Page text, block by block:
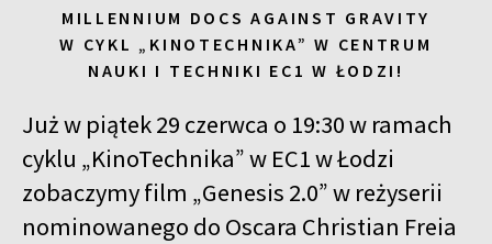
MILLENNIUM DOCS AGAINST GRAVITY
W CYKL „KINOTECHNIKA” W CENTRUM
NAUKI I TECHNIKI EC1 W ŁODZI!
Już w piątek 29 czerwca o 19:30 w ramach
cyklu „KinoTechnika” w EC1 w Łodzi
zobaczymy film „Genesis 2.0” w reżyserii
nominowanego do Oscara Christian Freia